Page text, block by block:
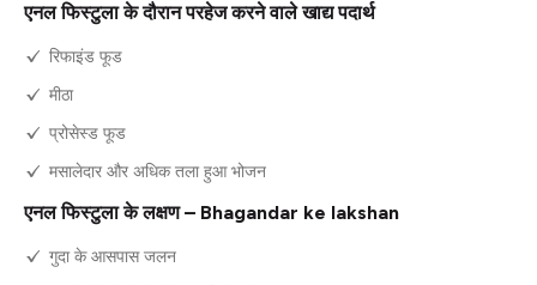
एनल फिस्टुला के दौरान परहेज करने वाले खाद्य पदार्थ
रिफाइंड फूड
मीठा
प्रोसेस्ड फूड
मसालेदार और अधिक तला हुआ भोजन
एनल फिस्टुला के लक्षण – Bhagandar ke lakshan
गुदा के आसपास जलन